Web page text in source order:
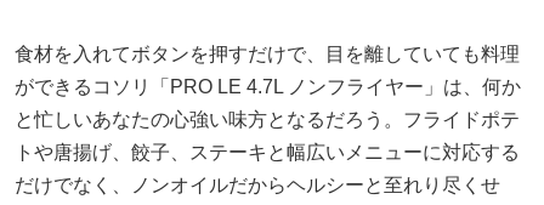
食材を入れてボタンを押すだけで、目を離していても料理
ができるコソリ「PRO LE 4.7L ノンフライヤー」は、何か
と忙しいあなたの心強い味方となるだろう。フライドポテ
トや唐揚げ、餃子、ステーキと幅広いメニューに対応する
だけでなく、ノンオイルだからヘルシーと至れり尽くせ